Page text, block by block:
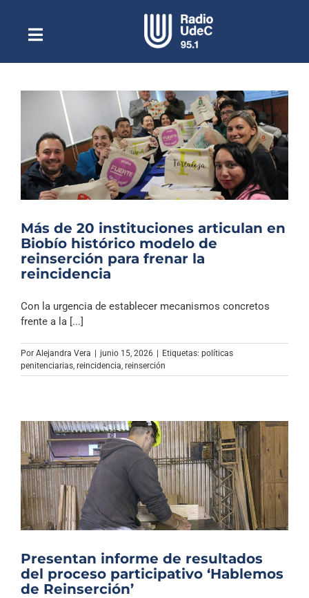
contenidoToggle
NavigationEscuchar Radio UdeC en vivo
Quiénes Somos
Programación
Podcast
Noticias
Columnas
Música Clásica
Más de 20 instituciones articulan en
Biobío histórico modelo de
reinserción para frenar la
reincidencia
Con la urgencia de establecer mecanismos concretos
frente a la [...]
Por Alejandra Vera | junio 15, 2026 | Etiquetas: políticas
penitenciarias reincidencia reinserción
Presentan informe de resultados
del proceso participativo ‘Hablemos
de Reinserción’